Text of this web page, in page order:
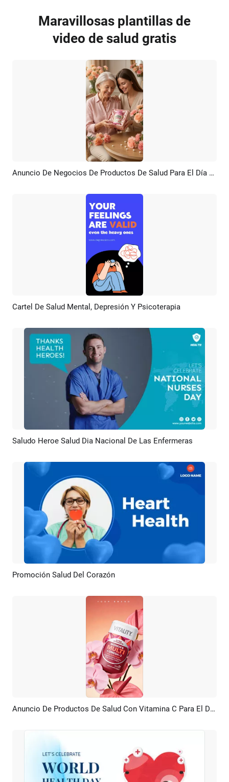
Maravillosas plantillas de
video de salud gratis
Previsualizar Crear IA Anuncio De Negocios De Productos De Salud Para El Día De La Madre Con IA
Previsualizar Personalizar
Cartel De Salud Mental, Depresión Y Psicoterapia
Previsualizar Crear IA
Saludo Heroe Salud Dia Nacional De Las Enfermeras
Previsualizar
Promoción Salud Del Corazón
Previsualizar Crear IA Anuncio De Productos De Salud Con Vitamina C Para El Día De La Madre